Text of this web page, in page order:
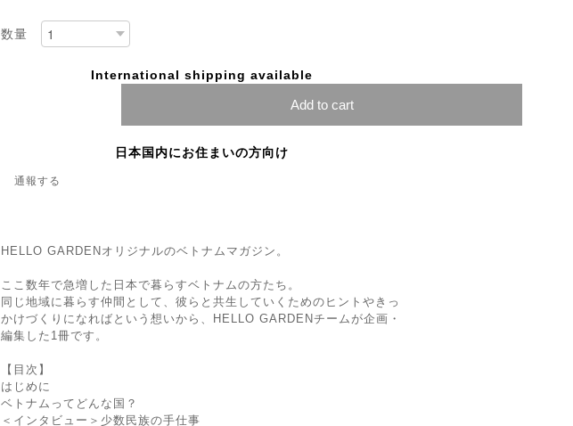
数量
International shipping available
Add to cart
日本国内にお住まいの方向け
通報する
HELLO GARDENオリジナルのベトナムマガジン。
ここ数年で急増した日本で暮らすベトナムの方たち。
同じ地域に暮らす仲間として、彼らと共生していくためのヒントやきっ
かけづくりになればという想いから、HELLO GARDENチームが企画・
編集した1冊です。
【目次】
はじめに
ベトナムってどんな国？
＜インタビュー＞少数民族の手仕事